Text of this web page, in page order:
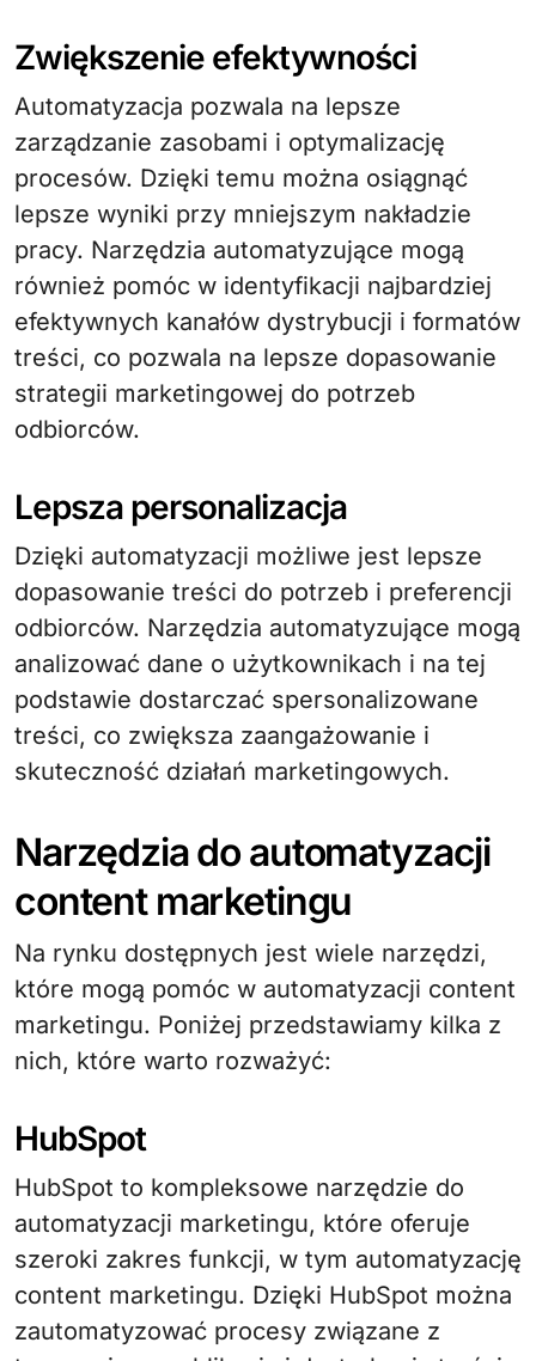
Zwiększenie efektywności
Automatyzacja pozwala na lepsze
zarządzanie zasobami i optymalizację
procesów. Dzięki temu można osiągnąć
lepsze wyniki przy mniejszym nakładzie
pracy. Narzędzia automatyzujące mogą
również pomóc w identyfikacji najbardziej
efektywnych kanałów dystrybucji i formatów
treści, co pozwala na lepsze dopasowanie
strategii marketingowej do potrzeb
odbiorców.
Lepsza personalizacja
Dzięki automatyzacji możliwe jest lepsze
dopasowanie treści do potrzeb i preferencji
odbiorców. Narzędzia automatyzujące mogą
analizować dane o użytkownikach i na tej
podstawie dostarczać spersonalizowane
treści, co zwiększa zaangażowanie i
skuteczność działań marketingowych.
Narzędzia do automatyzacji
content marketingu
Na rynku dostępnych jest wiele narzędzi,
które mogą pomóc w automatyzacji content
marketingu. Poniżej przedstawiamy kilka z
nich, które warto rozważyć:
HubSpot
HubSpot to kompleksowe narzędzie do
automatyzacji marketingu, które oferuje
szeroki zakres funkcji, w tym automatyzację
content marketingu. Dzięki HubSpot można
zautomatyzować procesy związane z